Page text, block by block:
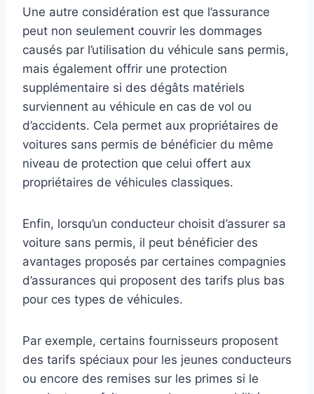
Une autre considération est que l’assurance
peut non seulement couvrir les dommages
causés par l’utilisation du véhicule sans permis,
mais également offrir une protection
supplémentaire si des dégâts matériels
surviennent au véhicule en cas de vol ou
d’accidents. Cela permet aux propriétaires de
voitures sans permis de bénéficier du même
niveau de protection que celui offert aux
propriétaires de véhicules classiques.
Enfin, lorsqu’un conducteur choisit d’assurer sa
voiture sans permis, il peut bénéficier des
avantages proposés par certaines compagnies
d’assurances qui proposent des tarifs plus bas
pour ces types de véhicules.
Par exemple, certains fournisseurs proposent
des tarifs spéciaux pour les jeunes conducteurs
ou encore des remises sur les primes si le